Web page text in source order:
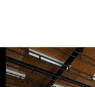
Overslaan